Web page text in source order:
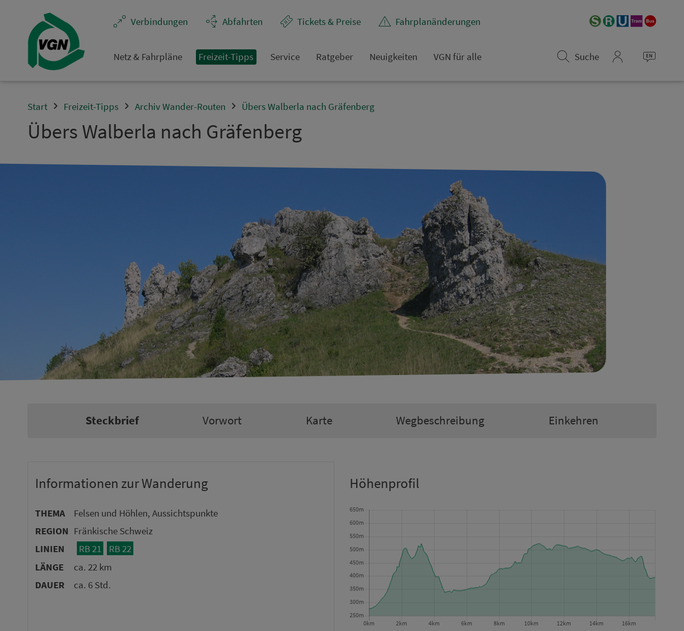
Ver­bin­dungen
Abfahrten Tickets & Preise Fahr­plan­ände­rungen
Netz & Fahrpläne Frei­zeit-Tipps Service Rat­ge­ber Neuigkeiten VGN für alle
Suche
Start Freizeit-Tipps Archiv Wander-Routen Übers Walberla nach Gräfenberg
Übers Walberla nach Gräfenberg
Steckbrief Vorwort Karte Weg­be­schrei­bung Einkehren
Informationen zur Wanderung
THEMA
Felsen und Höhlen, Aussichtspunkte
REGION Fränkische Schweiz
LINIEN
RB 21
RB 22
LÄNGE
ca. 22 km
DAUER
ca. 6 Std.
Höhenprofil